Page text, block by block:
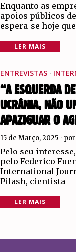
Enquanto as
apoios públicos
espera-se hoje
LER MAIS
ENTREVISTAS ·
“A ESQUERDA
UCRÂNIA, NÃO
APAZIGUAR O
15 de Março, 2025 por
Pelo seu
pelo Federico
International
Pilash, cientista
LER MAIS